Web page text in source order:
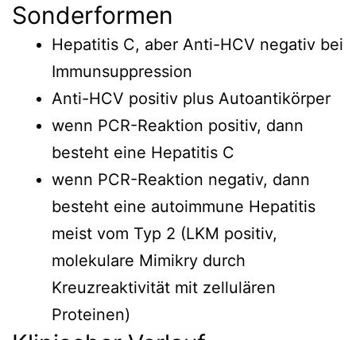
Sonderformen
Hepatitis C, aber Anti-HCV negativ bei
Immunsuppression
Anti-HCV positiv plus Autoantikörper
wenn PCR-Reaktion positiv, dann
besteht eine Hepatitis C
wenn PCR-Reaktion negativ, dann
besteht eine autoimmune Hepatitis
meist vom Typ 2 (LKM positiv,
molekulare Mimikry durch
Kreuzreaktivität mit zellulären
Proteinen)